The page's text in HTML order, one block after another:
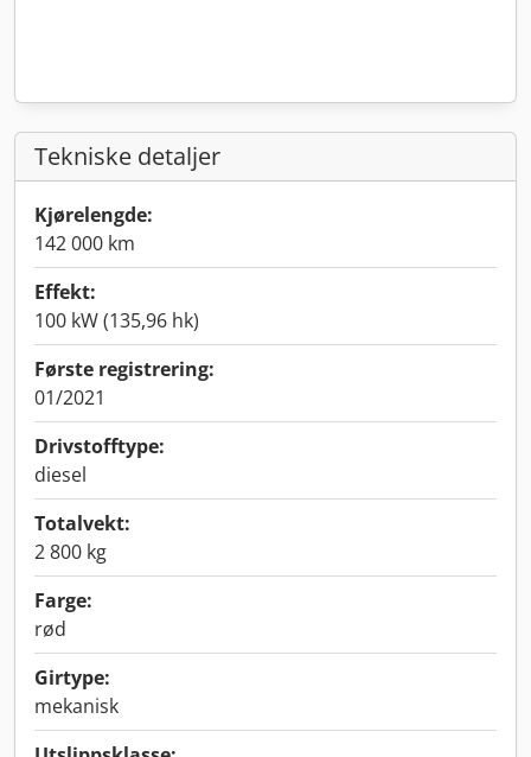
Tekniske detaljer
Kjørelengde:
142 000 km
Effekt:
100 kW (135,96 hk)
Første registrering:
01/2021
Drivstofftype:
diesel
Totalvekt:
2 800 kg
Farge:
rød
Girtype:
mekanisk